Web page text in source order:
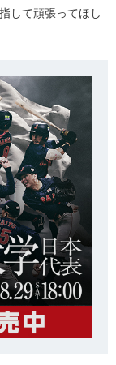
して頑張ってほし